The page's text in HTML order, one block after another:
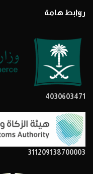
روابط هامة
4030603471
311209138700003